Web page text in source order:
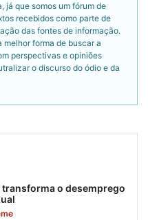
já que somos um fórum de
recebidos como parte de
das fontes de informação.
melhor forma de buscar a
perspectivas e opiniões
o discurso do ódio e da
transforma o desemprego